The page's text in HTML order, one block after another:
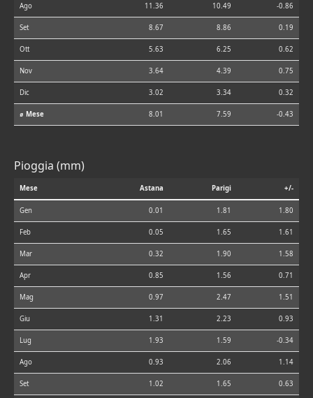
Ago 11.36 10.49 -0.86
Set 8.67 8.86 0.19
Ott 5.63 6.25 0.62
Nov 3.64 4.39 0.75
Dic 3.02 3.34 0.32
⌀ Mese 8.01 7.59 -0.43
Pioggia (mm)
Mese Astana Parigi +/-
Gen 0.01 1.81 1.80
Feb 0.05 1.65 1.61
Mar 0.32 1.90 1.58
Apr 0.85 1.56 0.71
Mag 0.97 2.47 1.51
Giu 1.31 2.23 0.93
Lug 1.93 1.59 -0.34
Ago 0.93 2.06 1.14
Set 1.02 1.65 0.63